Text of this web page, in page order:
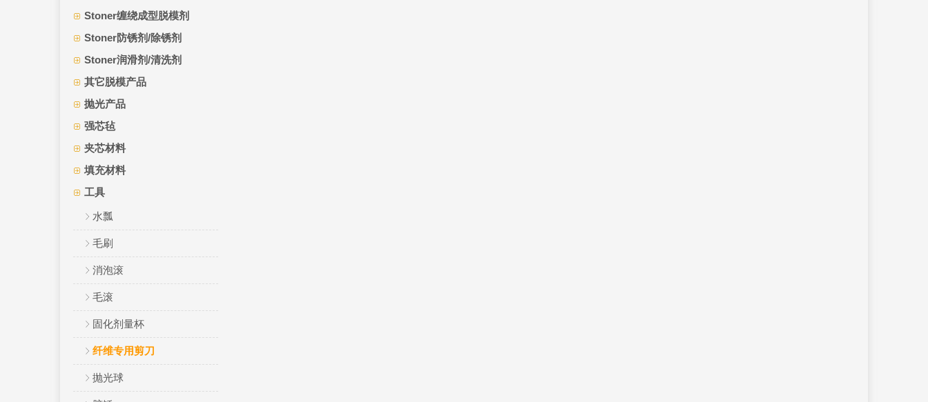
Stoner缠绕成型脱模剂
Stoner防锈剂/除锈剂
Stoner润滑剂/清洗剂
其它脱模产品
抛光产品
强芯毡
夹芯材料
填充材料
工具
水瓢
毛刷
消泡滚
毛滚
固化剂量杯
纤维专用剪刀
抛光球